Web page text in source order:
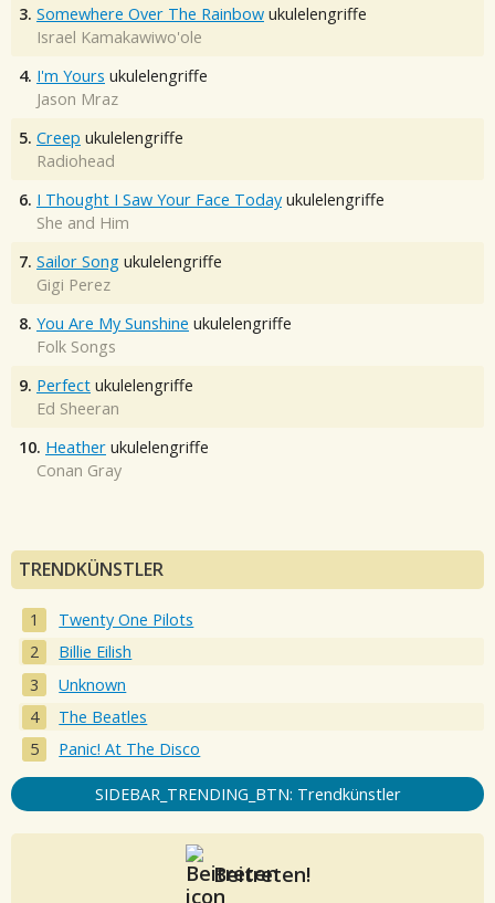
3. Somewhere Over The Rainbow ukulelengriffe
Israel Kamakawiwo'ole
4. I'm Yours ukulelengriffe
Jason Mraz
5. Creep ukulelengriffe
Radiohead
6. I Thought I Saw Your Face Today ukulelengriffe
She and Him
7. Sailor Song ukulelengriffe
Gigi Perez
8. You Are My Sunshine ukulelengriffe
Folk Songs
9. Perfect ukulelengriffe
Ed Sheeran
10. Heather ukulelengriffe
Conan Gray
TRENDKÜNSTLER
Twenty One Pilots
Billie Eilish
Unknown
The Beatles
Panic! At The Disco
SIDEBAR_TRENDING_BTN: Trendkünstler
Beitreten!